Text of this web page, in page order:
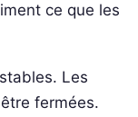
ce que les
Les
fermées.